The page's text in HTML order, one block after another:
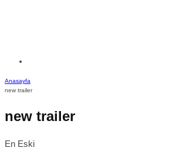
Anasayfa
new trailer
new trailer
En Eski